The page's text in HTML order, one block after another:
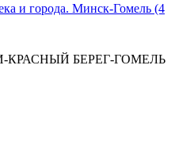
и города. Минск-Гомель (4
БЕРЕГ-ГОМЕЛЬ